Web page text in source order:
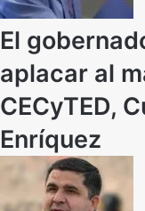
El
aplacar al
CECyTED,
Enríquez